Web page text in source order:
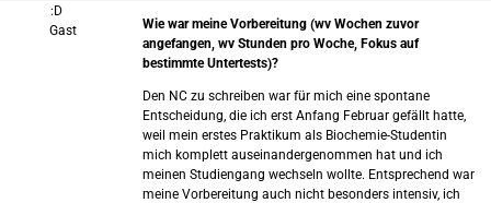
:D
Gast
Wie war meine Vorbereitung (wv Wochen zuvor
angefangen, wv Stunden pro Woche, Fokus auf
bestimmte Untertests)?
Den NC zu schreiben war für mich eine spontane
Entscheidung, die ich erst Anfang Februar gefällt hatte,
weil mein erstes Praktikum als Biochemie-Studentin
mich komplett auseinandergenommen hat und ich
meinen Studiengang wechseln wollte. Entsprechend war
meine Vorbereitung auch nicht besonders intensiv, ich